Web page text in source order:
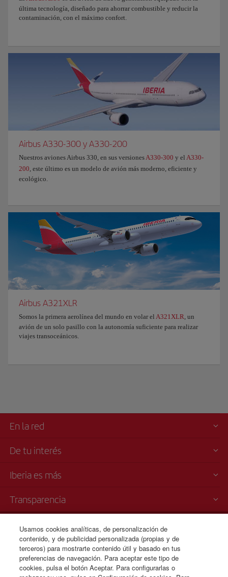
última tecnología, diseñado para ahorrar combustible y reducir la
contaminación, con el máximo confort.
Airbus A330-300 y A330-200
Nuestros aviones Airbus 330, en sus versiones A330-300 y el A330-
200 , este último es un modelo de avión más moderno, eficiente y
ecológico.
Airbus A321XLR
Somos la primera aerolínea del mundo en volar el A321XLR , un
avión de un solo pasillo con la autonomía suficiente para realizar
viajes transoceánicos.
En la red
De tu interés
Iberia es más
Transparencia
Venta telefónica de billetes
+53 7 204 3460/ 7 204 3444/
7 204 3445
09:00 16:00 h.
Usamos cookies analíticas, de personalización de
contenido, y de publicidad personalizada (propias y de
terceros) para mostrarte contenido útil y basado en tus
preferencias de navegación. Para aceptar este tipo de
cookies, pulsa el botón Aceptar. Para configurarlas o